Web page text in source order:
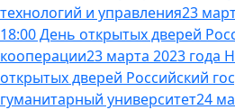
технологий и управления23
18:00 День открытых дверей
кооперации23 марта 2023 года
открытых дверей Российский
гуманитарный университет24